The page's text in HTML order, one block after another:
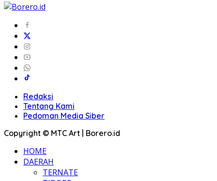
Redaksi
Tentang Kami
Pedoman Media Siber
Copyright © MTC Art | Borero.id
HOME
DAERAH
TERNATE